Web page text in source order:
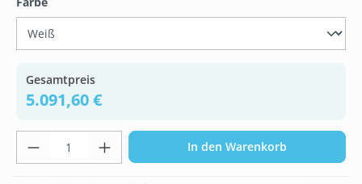
Gesamtpreis
5.091,60 €
Produkt Anzahl: Gib den gewünschten
In den Warenkorb